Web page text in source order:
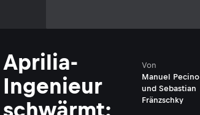
Aprilia-
Ingenieur
schwärmt:
Von
Manuel Pecino
und Sebastian
Fränzschky